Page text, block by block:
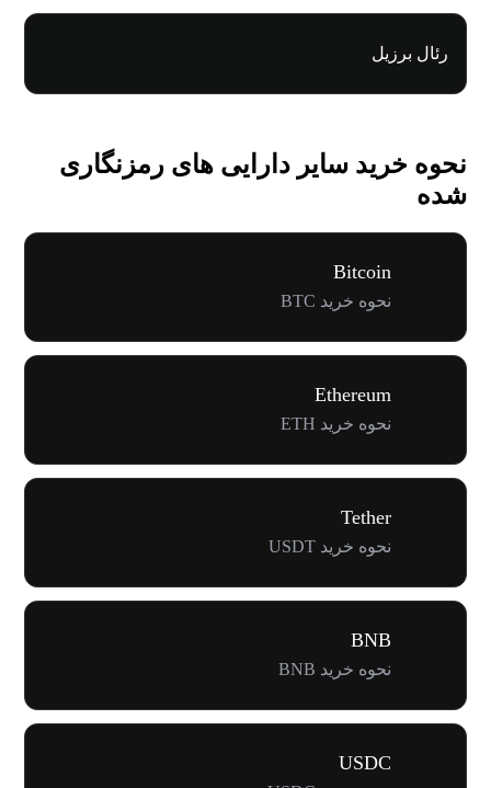
رئال برزیل
نحوه خرید سایر دارایی های رمزنگاری
شده
Bitcoin
نحوه خرید BTC
Ethereum
نحوه خرید ETH
Tether
نحوه خرید USDT
BNB
نحوه خرید BNB
USDC